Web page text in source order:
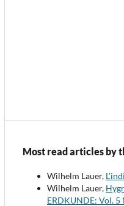
Most read articles by
Wilhelm Lauer,
Wilhelm Lauer,
ERDKUNDE: Vol. 5